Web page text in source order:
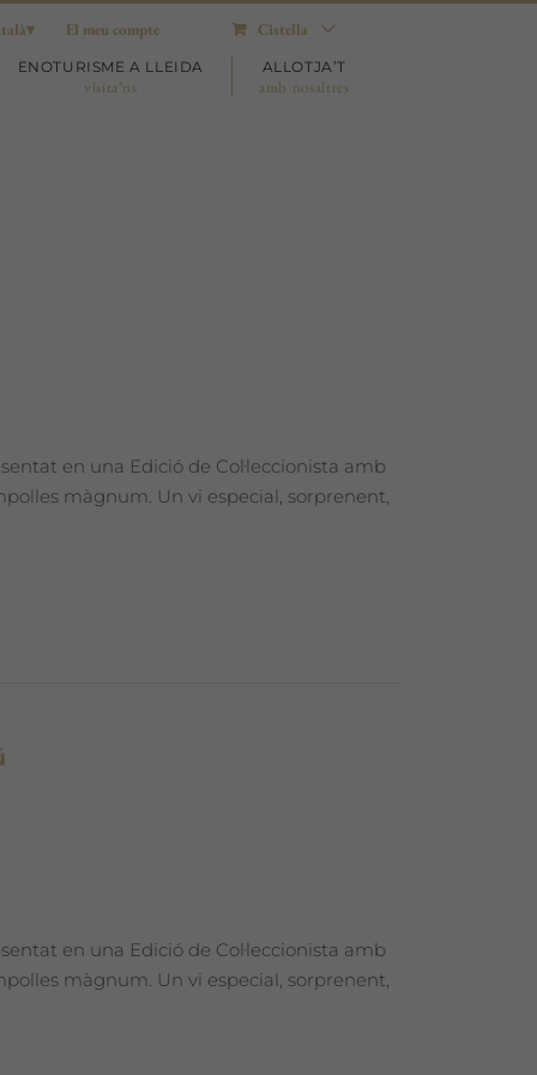
El meu compte Cistella
ENOTURISME A LLEIDA
visita’ns
ALLOTJA’T
amb nosaltres
en una Edició de Col·leccionista amb
màgnum. Un vi especial, sorprenent,
en una Edició de Col·leccionista amb
màgnum. Un vi especial, sorprenent,